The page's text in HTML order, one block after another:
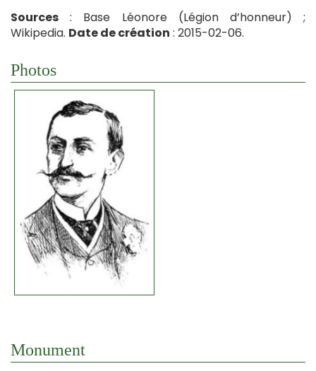
Sources : Base Léonore (Légion d’honneur) ;
Wikipedia. Date de création : 2015-02-06.
Photos
Monument